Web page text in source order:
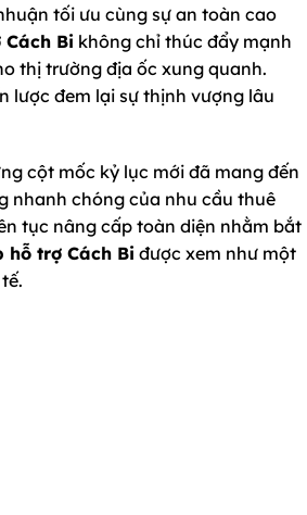
tối ưu cùng sự an toàn cao
Bi không chỉ thúc đẩy mạnh
thị trường địa ốc xung quanh.
lược đem lại sự thịnh vượng lâu
cột mốc kỷ lục mới đã mang đến
nhanh chóng của nhu cầu thuê
tục nâng cấp toàn diện nhằm bắt
hỗ trợ Cách Bi được xem như một